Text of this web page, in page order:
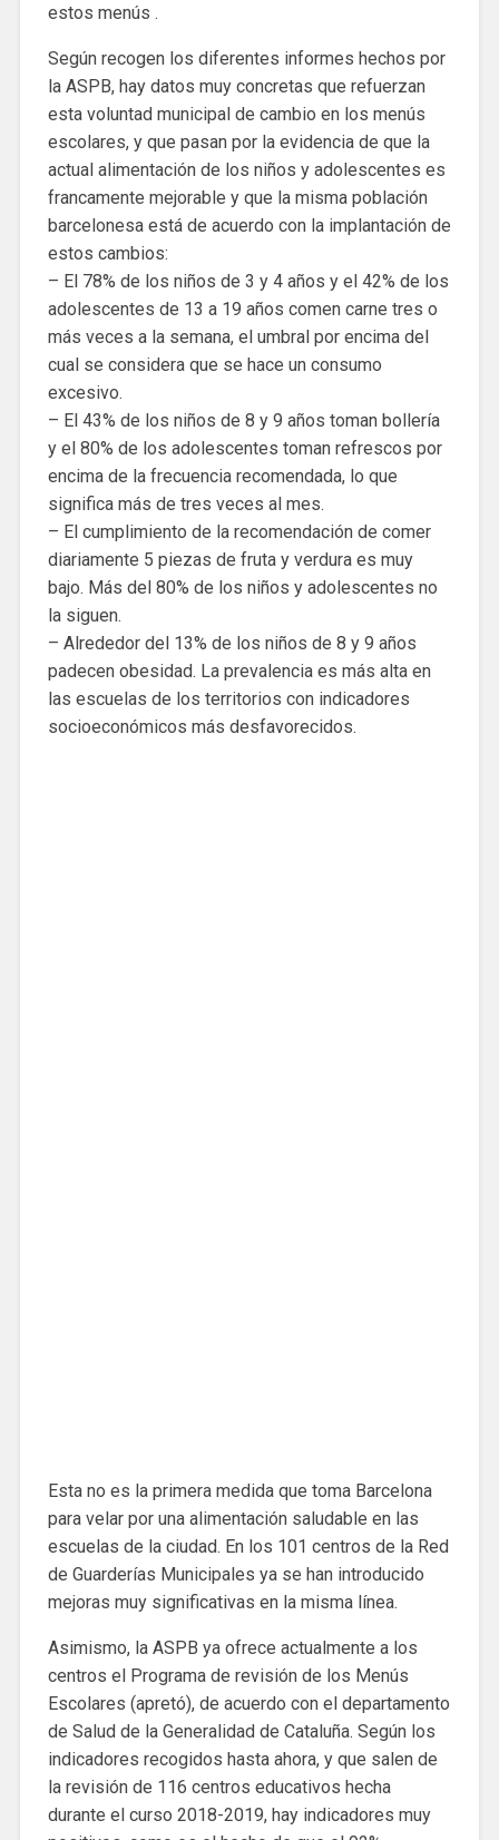
estos menús .
Según recogen los diferentes informes hechos por
la ASPB, hay datos muy concretas que refuerzan
esta voluntad municipal de cambio en los menús
escolares, y que pasan por la evidencia de que la
actual alimentación de los niños y adolescentes es
francamente mejorable y que la misma población
barcelonesa está de acuerdo con la implantación de
estos cambios:
– El 78% de los niños de 3 y 4 años y el 42% de los
adolescentes de 13 a 19 años comen carne tres o
más veces a la semana, el umbral por encima del
cual se considera que se hace un consumo
excesivo.
– El 43% de los niños de 8 y 9 años toman bollería
y el 80% de los adolescentes toman refrescos por
encima de la frecuencia recomendada, lo que
significa más de tres veces al mes.
– El cumplimiento de la recomendación de comer
diariamente 5 piezas de fruta y verdura es muy
bajo. Más del 80% de los niños y adolescentes no
la siguen.
– Alrededor del 13% de los niños de 8 y 9 años
padecen obesidad. La prevalencia es más alta en
las escuelas de los territorios con indicadores
socioeconómicos más desfavorecidos.
Esta no es la primera medida que toma Barcelona
para velar por una alimentación saludable en las
escuelas de la ciudad. En los 101 centros de la Red
de Guarderías Municipales ya se han introducido
mejoras muy significativas en la misma línea.
Asimismo, la ASPB ya ofrece actualmente a los
centros el Programa de revisión de los Menús
Escolares (apretó), de acuerdo con el departamento
de Salud de la Generalidad de Cataluña. Según los
indicadores recogidos hasta ahora, y que salen de
la revisión de 116 centros educativos hecha
durante el curso 2018-2019, hay indicadores muy